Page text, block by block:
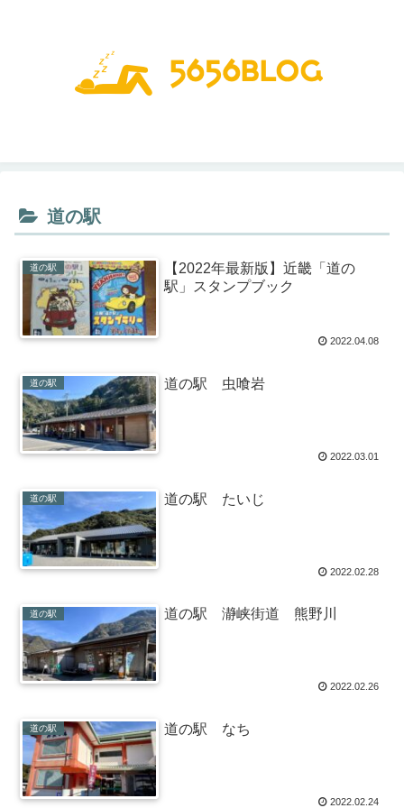
道の駅
道の駅
【2022年最新版】近畿「道の
駅」スタンプブック
2022.04.08
道の駅 道の駅 虫喰岩
2022.03.01
道の駅 道の駅 たいじ
2022.02.28
道の駅 道の駅 瀞峡街道 熊野川
2022.02.26
道の駅 道の駅 なち
2022.02.24